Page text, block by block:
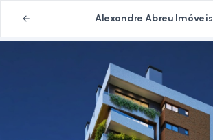
Alexandre Abreu Imóveis